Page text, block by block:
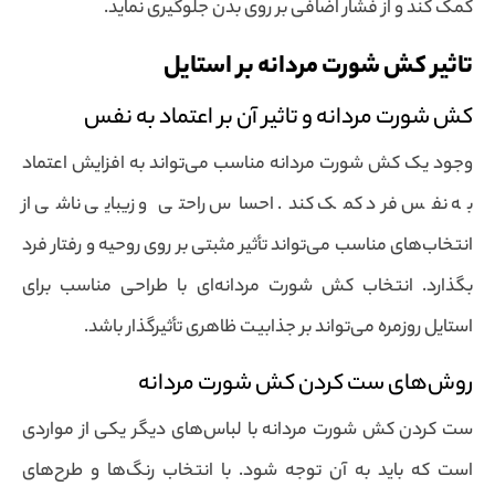
کمک کند و از فشار اضافی بر روی بدن جلوگیری نماید.
تاثیر کش شورت مردانه بر استایل
کش شورت مردانه و تاثیر آن بر اعتماد به نفس
وجود یک کش شورت مردانه مناسب می‌تواند به افزایش اعتماد
به نفس فرد کمک کند. احساس راحتی و زیبایی ناشی از
انتخاب‌های مناسب می‌تواند تأثیر مثبتی بر روی روحیه و رفتار فرد
بگذارد. انتخاب کش شورت مردانه‌ای با طراحی مناسب برای
استایل روزمره می‌تواند بر جذابیت ظاهری تأثیرگذار باشد.
روش‌های ست کردن کش شورت مردانه
ست کردن کش شورت مردانه با لباس‌های دیگر یکی از مواردی
است که باید به آن توجه شود. با انتخاب رنگ‌ها و طرح‌های